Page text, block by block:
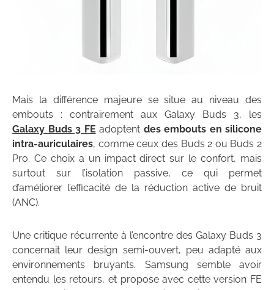
Mais la différence majeure se situe au niveau des
embouts : contrairement aux Galaxy Buds 3, les
Galaxy Buds 3 FE adoptent des embouts en silicone
intra-auriculaires, comme ceux des Buds 2 ou Buds 2
Pro. Ce choix a un impact direct sur le confort, mais
surtout sur l’isolation passive, ce qui permet
d’améliorer l’efficacité de la réduction active de bruit
(ANC).
Une critique récurrente à l’encontre des Galaxy Buds 3
concernait leur design semi-ouvert, peu adapté aux
environnements bruyants. Samsung semble avoir
entendu les retours, et propose avec cette version FE